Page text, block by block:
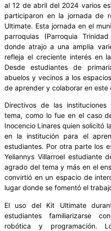
al 12 de abril del 2024 varios
participaron en la jornada de
Ultimate. Esta jornada en el
parroquias (Parroquia
donde atrajo a una amplia
refleja el creciente interés en
Desde estudiantes de
abuelos y vecinos a los
de aprender y colaborar en este
Directivos de las
tema, como lo fue en el caso
Inocencio Linares quien solicitó
en la institución para el
estudiantes. Por otra parte los
Yeliannys Villarroel estudiante
agrado del tema y más en el
convirtió en un espacio de
lugar donde se fomentó el
El uso del Kit Ultimate
estudiantes familiarizarse
robótica y programación.